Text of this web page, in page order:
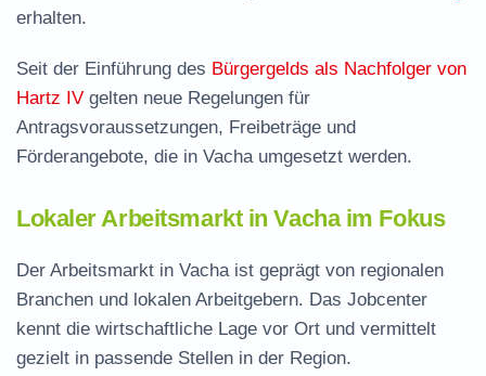
erhalten.
Seit der Einführung des Bürgergelds als Nachfolger von
Hartz IV gelten neue Regelungen für
Antragsvoraussetzungen, Freibeträge und
Förderangebote, die in Vacha umgesetzt werden.
Lokaler Arbeitsmarkt in Vacha im Fokus
Der Arbeitsmarkt in Vacha ist geprägt von regionalen
Branchen und lokalen Arbeitgebern. Das Jobcenter
kennt die wirtschaftliche Lage vor Ort und vermittelt
gezielt in passende Stellen in der Region.